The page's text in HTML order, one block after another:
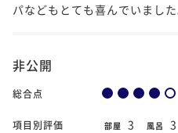
パなどもとても喜んでいまし
非公開
総合点
項目別評価 部屋 3 風呂 3